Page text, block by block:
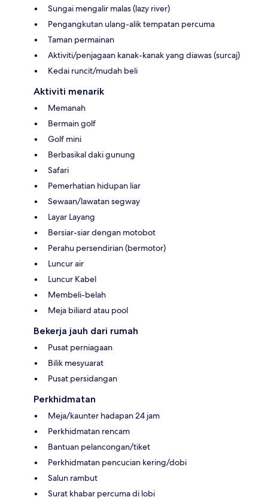
Sungai mengalir malas (lazy river)
Pengangkutan ulang-alik tempatan percuma
Taman permainan
Aktiviti/penjagaan kanak-kanak yang diawas (surcaj)
Kedai runcit/mudah beli
Aktiviti menarik
Memanah
Bermain golf
Golf mini
Berbasikal daki gunung
Safari
Pemerhatian hidupan liar
Sewaan/lawatan segway
Layar Layang
Bersiar-siar dengan motobot
Perahu persendirian (bermotor)
Luncur air
Luncur Kabel
Membeli-belah
Meja biliard atau pool
Bekerja jauh dari rumah
Pusat perniagaan
Bilik mesyuarat
Pusat persidangan
Perkhidmatan
Meja/kaunter hadapan 24 jam
Perkhidmatan rencam
Bantuan pelancongan/tiket
Perkhidmatan pencucian kering/dobi
Salun rambut
Surat khabar percuma di lobi